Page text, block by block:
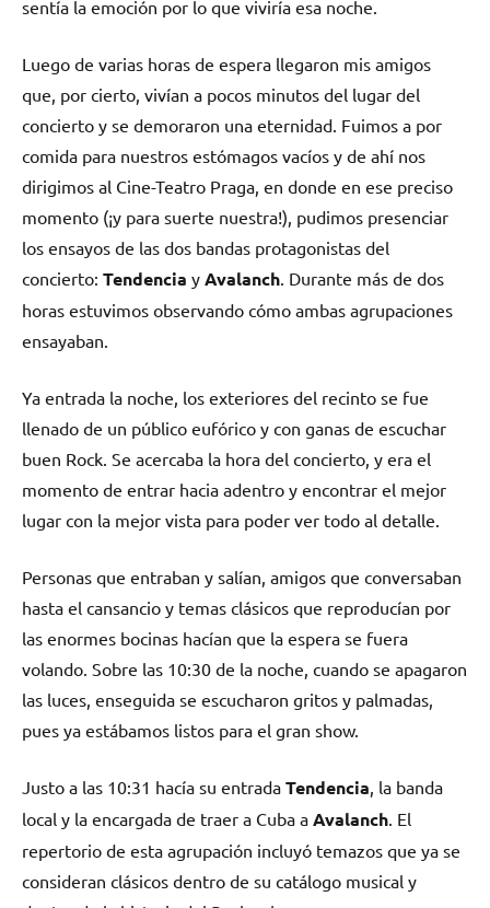
sentía la emoción por lo que viviría esa noche.
Luego de varias horas de espera llegaron mis amigos
que, por cierto, vivían a pocos minutos del lugar del
concierto y se demoraron una eternidad. Fuimos a por
comida para nuestros estómagos vacíos y de ahí nos
dirigimos al Cine-Teatro Praga, en donde en ese preciso
momento (¡y para suerte nuestra!), pudimos presenciar
los ensayos de las dos bandas protagonistas del
concierto: Tendencia y Avalanch . Durante más de dos
horas estuvimos observando cómo ambas agrupaciones
ensayaban.
Ya entrada la noche, los exteriores del recinto se fue
llenado de un público eufórico y con ganas de escuchar
buen Rock. Se acercaba la hora del concierto, y era el
momento de entrar hacia adentro y encontrar el mejor
lugar con la mejor vista para poder ver todo al detalle.
Personas que entraban y salían, amigos que conversaban
hasta el cansancio y temas clásicos que reproducían por
las enormes bocinas hacían que la espera se fuera
volando. Sobre las 10:30 de la noche, cuando se apagaron
las luces, enseguida se escucharon gritos y palmadas,
pues ya estábamos listos para el gran show.
Justo a las 10:31 hacía su entrada Tendencia , la banda
local y la encargada de traer a Cuba a Avalanch . El
repertorio de esta agrupación incluyó temazos que ya se
consideran clásicos dentro de su catálogo musical y